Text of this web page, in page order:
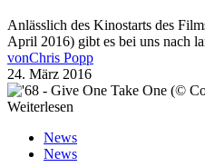
Anlässlich des Kinostarts des
April 2016) gibt es bei uns nach
vonChris Popp
24. März 2016
Weiterlesen
News
News